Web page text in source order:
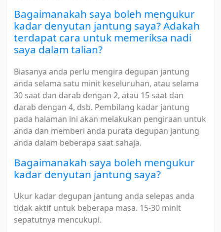
Bagaimanakah saya boleh mengukur
kadar denyutan jantung saya? Adakah
terdapat cara untuk memeriksa nadi
saya dalam talian?
Biasanya anda perlu mengira degupan jantung
anda selama satu minit keseluruhan, atau selama
30 saat dan darab dengan 2, atau 15 saat dan
darab dengan 4, dsb. Pembilang kadar jantung
pada halaman ini akan melakukan pengiraan untuk
anda dan memberi anda purata degupan jantung
anda dalam beberapa saat sahaja.
Bagaimanakah saya boleh mengukur
kadar denyutan jantung saya?
Ukur kadar degupan jantung anda selepas anda
tidak aktif untuk beberapa masa. 15-30 minit
sepatutnya mencukupi.